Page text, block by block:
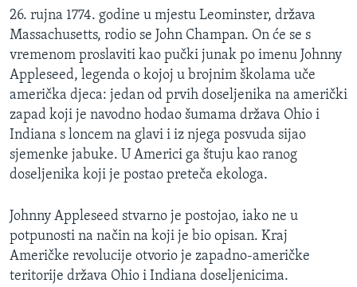
Idi
na
pretragu
SJEDINJENE AMERIČKE DRŽAVE
BOSNA I HERCEGOVINA
SVIJET
NAUKA I TEHNOLOGIJA
SPECIJALNI PROJEKTI
KORUPCIJA
SLOBODA MEDIJA
ŽENSKA STRANA
IZBJEGLIČKA STRANA
MAGAZIN
O GLASU AMERIKE
Learning English
26. rujna 1774. godine u mjestu Leominster, država
Massachusetts, rodio se John Champan. On će se s
vremenom proslaviti kao pučki junak po imenu Johnny
Appleseed, legenda o kojoj u brojnim školama uče
američka djeca: jedan od prvih doseljenika na američki
zapad koji je navodno hodao šumama država Ohio i
Indiana s loncem na glavi i iz njega posvuda sijao
sjemenke jabuke. U Americi ga štuju kao ranog
doseljenika koji je postao preteča ekologa.
Johnny Appleseed stvarno je postojao, iako ne u
potpunosti na način na koji je bio opisan. Kraj
Američke revolucije otvorio je zapadno-američke
teritorije država Ohio i Indiana doseljenicima.